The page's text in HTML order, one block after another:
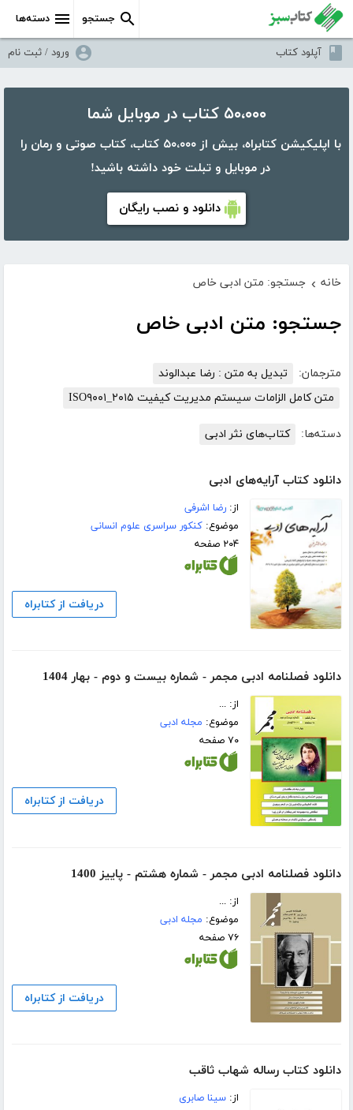
دسته‌ها جستجو
آپلود کتاب ورود / ثبت نام
۵۰،۰۰۰ کتاب در موبایل شما
با اپلیکیشن کتابراه، بیش از ۵۰،۰۰۰ کتاب، کتاب صوتی و رمان را
در موبایل و تبلت خود داشته باشید!
دانلود و نصب رایگان
خانه › جستجو: متن ادبی خاص
جستجو: متن ادبی خاص
مترجمان:
تبدیل به متن : رضا عبدالوند
متن کامل الزامات سیستم مدیریت کیفیت ISO۹۰۰۱_۲۰۱۵
دسته‌ها: کتاب‌های نثر ادبی
دانلود کتاب آرایه‌های ادبی
از:رضا اشرفی
موضوع:کنکور سراسری علوم انسانی
۲۰۴ صفحه
دریافت از کتابراه
دانلود فصلنامه ادبی مجمر - شماره بیست و دوم - بهار 1404
از: ...
موضوع: مجله ادبی
۷۰ صفحه
دریافت از کتابراه
دانلود فصلنامه ادبی مجمر - شماره هشتم - پاییز 1400
از: ...
موضوع: مجله ادبی
۷۶ صفحه
دریافت از کتابراه
دانلود کتاب رساله شهاب ثاقب
از:سینا صابری